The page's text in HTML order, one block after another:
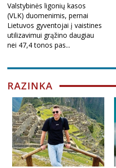
Valstybinės ligonių kasos
(VLK) duomenimis, pernai
Lietuvos gyventojai į vaistines
utilizavimui grąžino daugiau
nei 47,4 tonos pas...
RAZINKA